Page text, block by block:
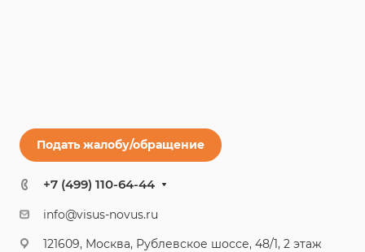
Подать жалобу/обращение
+7 (499) 110-64-44
info@visus-novus.ru
121609, Москва, Рублевское шоссе, 48/1, 2 этаж